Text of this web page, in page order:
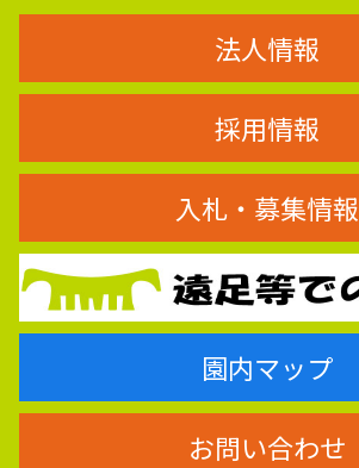
法人情報
採用情報
入札・募集情報
園内マップ
お問い合わせ